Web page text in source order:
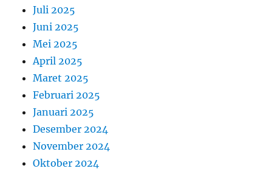
Juli 2025
Juni 2025
Mei 2025
April 2025
Maret 2025
Februari 2025
Januari 2025
Desember 2024
November 2024
Oktober 2024